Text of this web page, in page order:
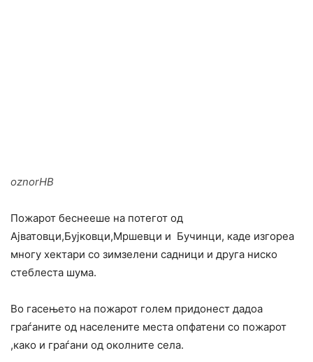
oznorHB
Пожарот беснееше на потегот од
Ајватовци,Бујковци,Мршевци и Бучинци, каде изгореа
многу хектари со зимзелени садници и друга ниско
стеблеста шума.
Во гасењето на пожарот голем придонест дадоа
граѓаните од населените места опфатени со пожарот
,како и граѓани од околните села.